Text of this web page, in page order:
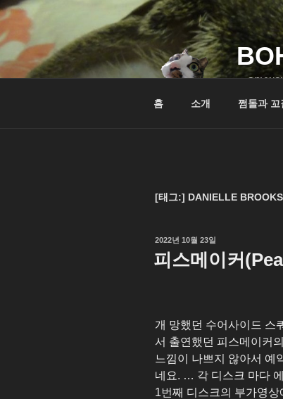
콘
텐
츠
로
홈 소개 쩜돌과 꼬
[태그:] DANIELLE BROOKS
작
일
2022년 10월 23일
피스메이커
개 망했던 수어사이드 스
서 출연했던 피스메이커
느낌이 나쁘지 않아서 예
네요. … 각 디스크 마다
1번째 디스크의 부가영